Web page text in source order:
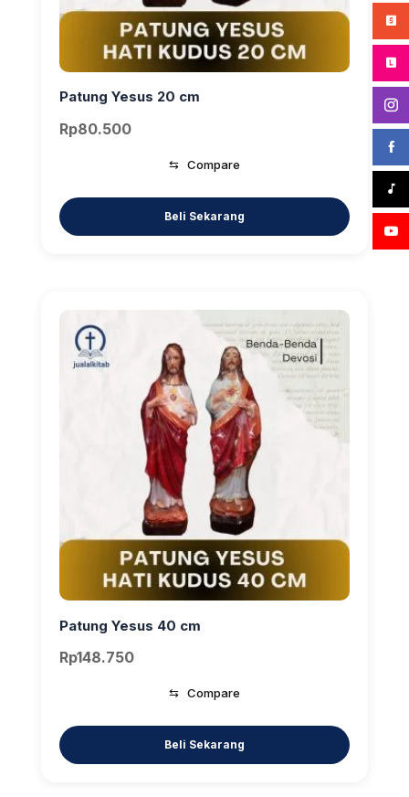
Patung Yesus 20 cm
Rp80.500
⇆ Compare
Patung Yesus 40 cm
Rp148.750
⇆ Compare